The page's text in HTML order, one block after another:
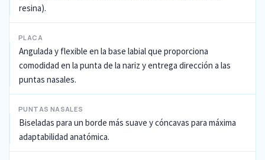
resina).
PLACA
Angulada y flexible en la base labial que proporciona
comodidad en la punta de la nariz y entrega dirección a las
puntas nasales.
PUNTAS NASALES
Biseladas para un borde más suave y cóncavas para máxima
adaptabilidad anatómica.